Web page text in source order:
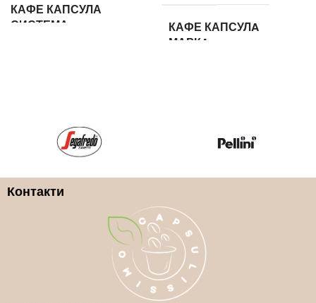
КАФЕ КАПСУЛА
СИСТЕМА
КАФЕ КАПСУЛA
МАРКA
СИСТЕМА
Caffitaly System
Контакти